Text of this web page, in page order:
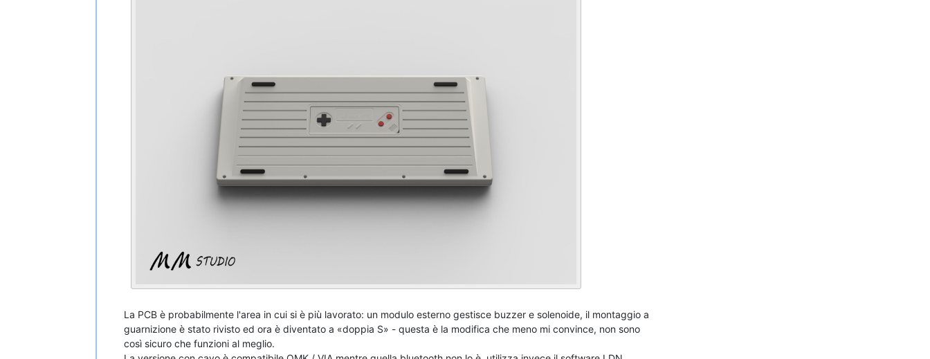
La PCB è probabilmente l'area in cui si è più lavorato: un modulo esterno gestisce buzzer e solenoide, il montaggio a
guarnizione è stato rivisto ed ora è diventato a «doppia S» - questa è la modifica che meno mi convince, non sono
così sicuro che funzioni al meglio.